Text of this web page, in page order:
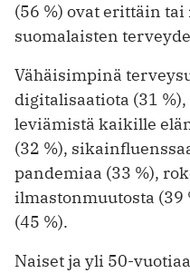
(56 %) ovat erittäin
suomalaisten
Vähäisimpinä
digitalisaatiota (31
leviämistä kaikille
(32 %),
pandemiaa (33 %),
ilmastonmuutosta (39
(45 %).
Naiset ja yli 50-